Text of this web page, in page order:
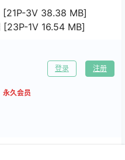
[21P-3V 38.38 MB]
1V 16.54 MB]
永久会员
登录 注册